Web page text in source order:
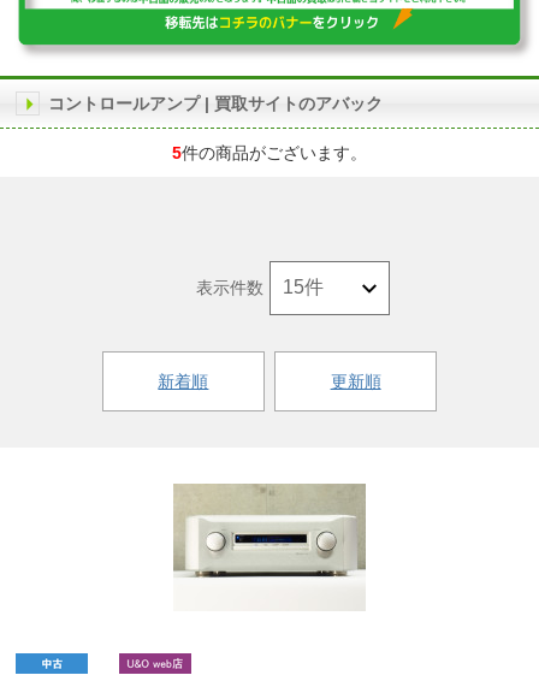
コントロールアンプ | 買取サイトのアバック
5件の商品がございます。
新着順 更新順
表示件数